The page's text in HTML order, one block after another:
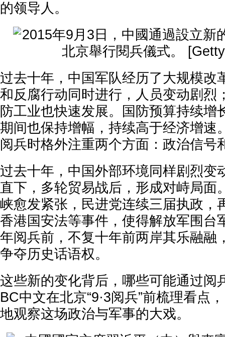
的领导人。
过去十年，中国军队经历了大规模改
和反腐行动同时进行，人员变动剧烈
防工业也快速发展。国防预算持续增
期间也保持增幅，持续高于经济增速
阅兵时格外注重两个方面：政治信号
过去十年，中国外部环境同样剧烈变
直下，多轮贸易战后，形成对峙局面
峡愈发紧张，民进党连续三届执政，
香港国安法等事件，使得解放军围台
年阅兵前，不复十年前两岸其乐融融
争夺历史话语权。
这些新的变化背后，哪些可能通过阅
BC中文在北京“9·3阅兵”前梳理看点
地观察这场政治与军事的大戏。